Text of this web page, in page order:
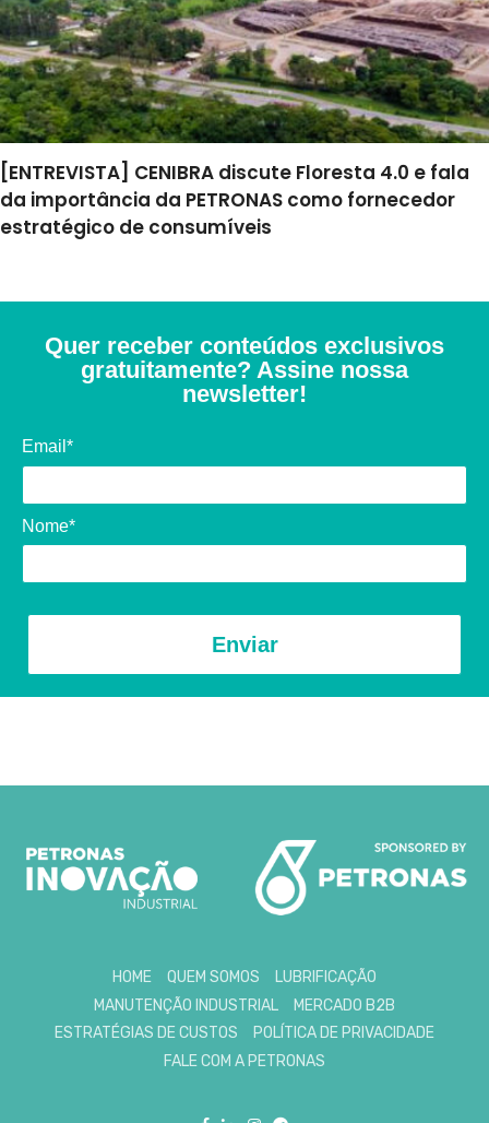
[ENTREVISTA] CENIBRA discute Floresta 4.0 e fala
da importância da PETRONAS como fornecedor
estratégico de consumíveis
Quer receber conteúdos exclusivos
gratuitamente? Assine nossa
newsletter!
Email*
Nome*
Enviar
HOME QUEM SOMOS
LUBRIFICAÇÃO
MANUTENÇÃO INDUSTRIAL
MERCADO B2B
ESTRATÉGIAS DE CUSTOS
POLÍTICA DE PRIVACIDADE
FALE COM A PETRONAS